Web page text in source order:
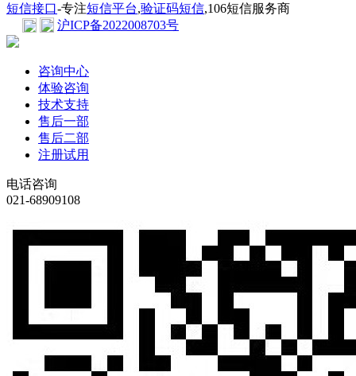
短信接口-专注短信平台,验证码短信,106短信服务商
沪ICP备2022008703号
咨询中心
体验咨询
技术支持
售后一部
售后二部
注册试用
电话咨询
021-68909108